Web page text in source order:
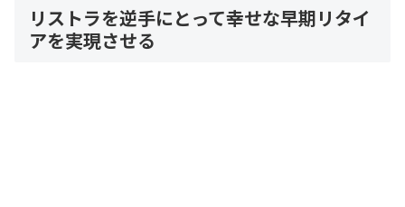
リストラを逆手にとって幸せな早期リタイ
アを実現させる